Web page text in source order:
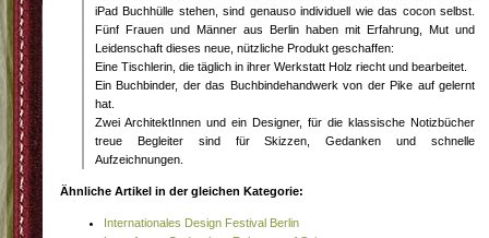
iPad Buchhülle stehen, sind genauso individuell wie das cocon selbst.
Fünf Frauen und Männer aus Berlin haben mit Erfahrung, Mut und
Leidenschaft dieses neue, nützliche Produkt geschaffen:
Eine Tischlerin, die täglich in ihrer Werkstatt Holz riecht und bearbeitet.
Ein Buchbinder, der das Buchbindehandwerk von der Pike auf gelernt
hat.
Zwei ArchitektInnen und ein Designer, für die klassische Notizbücher
treue Begleiter sind für Skizzen, Gedanken und schnelle
Aufzeichnungen.
Ähnliche Artikel in der gleichen Kategorie:
Internationales Design Festival Berlin